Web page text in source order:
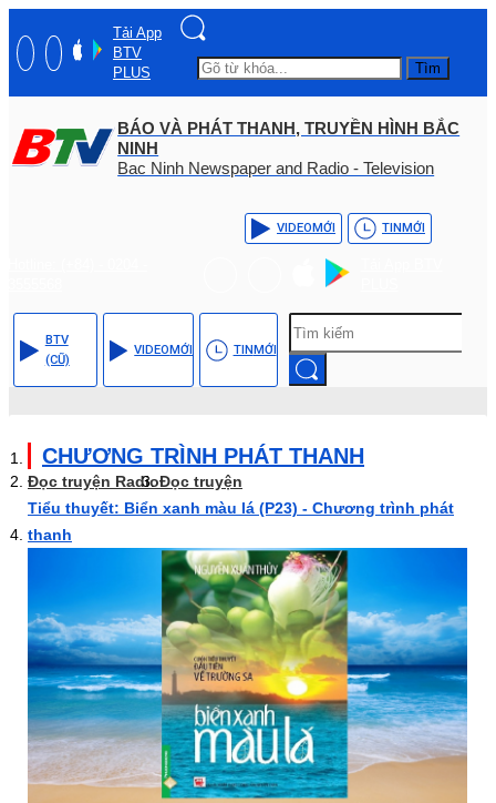
Tải App
BTV
PLUS
Tìm
BÁO VÀ PHÁT THANH, TRUYỀN HÌNH BẮC
NINH
Bac Ninh Newspaper and Radio - Television
VIDEOMỚI TINMỚI
BTV
(CŨ)
VIDEOMỚI TINMỚI
CHƯƠNG TRÌNH PHÁT THANH
Đọc truyện RadioĐọc truyện
Tiểu thuyết: Biển xanh màu lá (P23) - Chương trình phát
thanh